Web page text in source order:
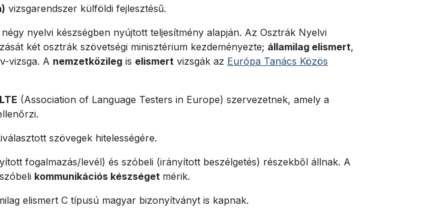
vizsgarendszer külföldi fejlesztésű.
nyelvi készségben nyújtott teljesítmény alapján. Az Osztrák Nyelvi
két osztrák szövetségi minisztérium kezdeményezte; államilag elismert,
vizsga. A nemzetközileg is elismert vizsgák az Európa Tanács Közös
(Association of Language Testers in Europe) szervezetnek, amely a
szövegek hitelességére.
fogalmazás/levél) és szóbeli (irányított beszélgetés) részekből állnak. A
kommunikációs készséget mérik.
elismert C típusú magyar bizonyítványt is kapnak.